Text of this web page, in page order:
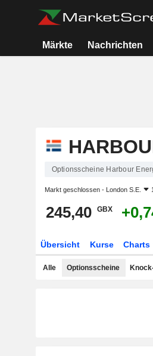
Märkte Nachrichten
Optionsscheine Harbour
Markt geschlossen - London S.E.
245,40 GBX
Übersicht Kurse Charts
Alle Optionsscheine